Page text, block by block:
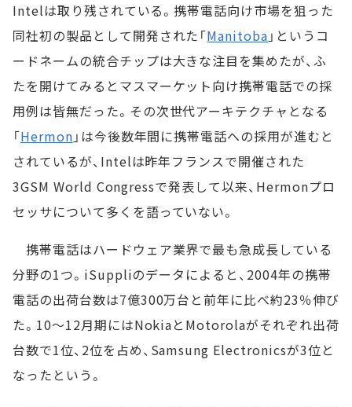
Intelは取り残されている。携帯電話向け市場を狙った
同社初の製品として開発された「Manitoba 」というコ
ードネームの統合チップは大きな注目を集めたが、ふ
たを開けてみるとマスマーケット向け携帯電話での採
用例は皆無だった。その次世代アーキテクチャとなる
「Hermon 」は今後数年間に携帯電話への採用が進むと
されているが、Intelは昨年フランスで開催された
3GSM World Congressで発表して以来、Hermonプロ
セッサについて多くを語っていない。
携帯電話はハードウェア業界で最も急成長している
分野の1つ。iSuppliのデータによると、2004年の携帯
電話の出荷台数は7億300万台と前年に比べ約23％伸び
た。10～12月期にはNokiaとMotorolaがそれぞれ出荷
台数で1位、2位を占め、Samsung Electronicsが3位と
なったという。